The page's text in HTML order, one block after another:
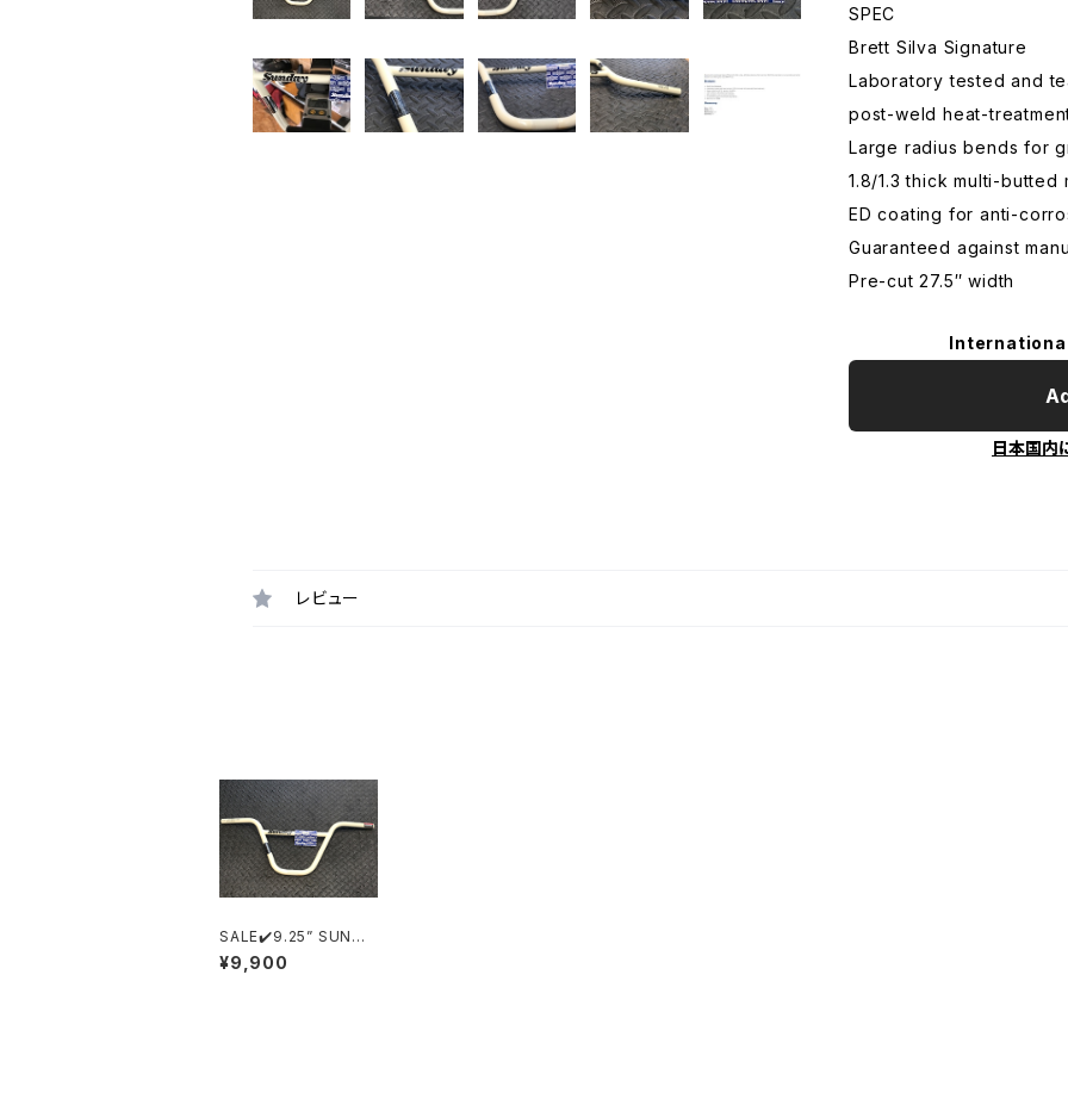
SPEC
Brett Silva Signature
Laboratory tested and
post-weld heat-
Large radius bends for
1.8/1.3 thick multi-butted
ED coating for anti-
Guaranteed against
Pre-cut 27.5″ width
日本国内
レビュー
SALE✔️9.25” SUNDA
Y BRETT BAR GLOS
S CLASSIC WHITE
¥9,900